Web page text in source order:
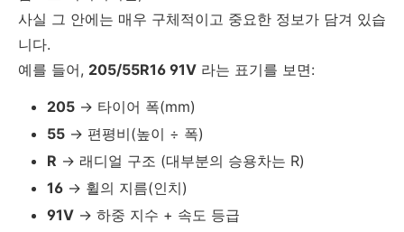
사실 그 안에는 매우 구체적이고 중요한 정보가 담겨 있습
니다.
예를 들어, 205/55R16 91V 라는 표기를 보면:
205 → 타이어 폭(mm)
55 → 편평비(높이 ÷ 폭)
R → 래디얼 구조 (대부분의 승용차는 R)
16 → 휠의 지름(인치)
91V → 하중 지수 + 속도 등급